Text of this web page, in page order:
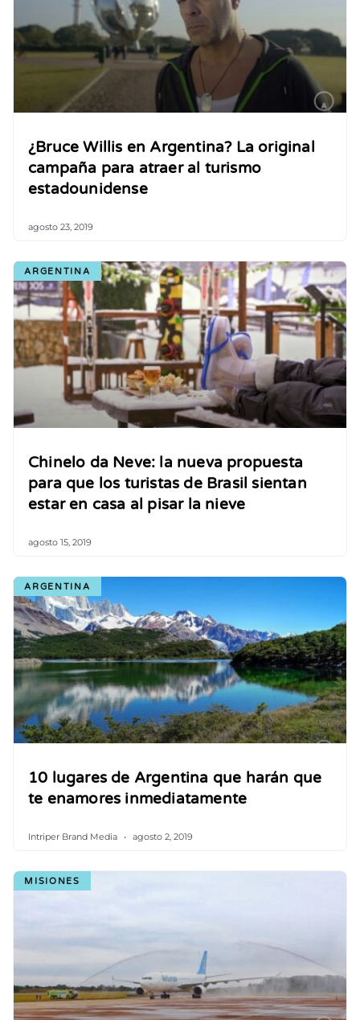
¿Bruce Willis en Argentina? La original
campaña para atraer al turismo
estadounidense
agosto 23, 2019
ARGENTINA
Chinelo da Neve: la nueva propuesta
para que los turistas de Brasil sientan
estar en casa al pisar la nieve
agosto 15, 2019
ARGENTINA
10 lugares de Argentina que harán que
te enamores inmediatamente
Intriper Brand Media agosto 2, 2019
MISIONES